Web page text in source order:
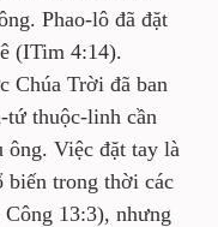
Phao-lô đã đặt
(ITim 4:14).
Chúa Trời đã ban
tứ thuộc-linh cần
ông. Việc đặt tay là
biến trong thời các
13:3), nhưng